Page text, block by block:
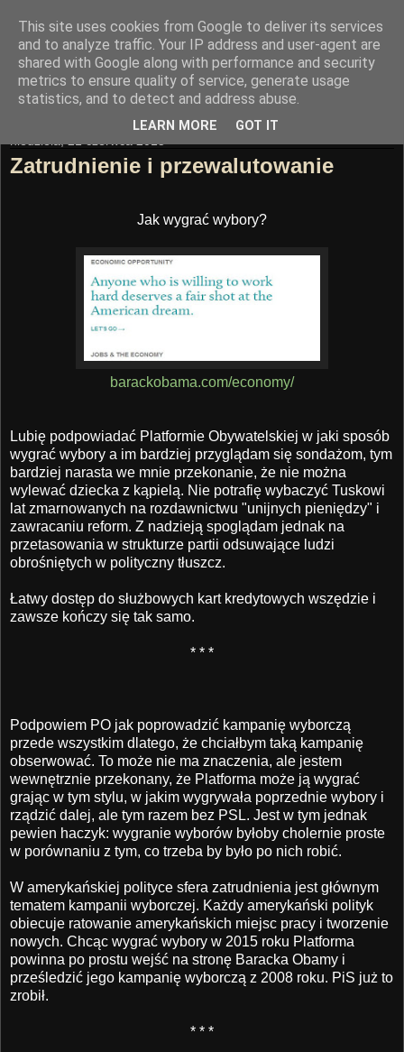
Trasa Nowomostowa
"Mądrość buduje miasto"
Zatrudnienie i przewalutowanie
Jak wygrać wybory?
barackobama.com/economy/
Lubię podpowiadać Platformie Obywatelskiej w jaki sposób
wygrać wybory a im bardziej przyglądam się sondażom, tym
bardziej narasta we mnie przekonanie, że nie można
wylewać dziecka z kąpielą. Nie potrafię wybaczyć Tuskowi
lat zmarnowanych na rozdawnictwu "unijnych pieniędzy" i
zawracaniu reform. Z nadzieją spoglądam jednak na
przetasowania w strukturze partii odsuwające ludzi
obrośniętych w polityczny tłuszcz.
Łatwy dostęp do służbowych kart kredytowych wszędzie i
zawsze kończy się tak samo.
* * *
Podpowiem PO jak poprowadzić kampanię wyborczą
przede wszystkim dlatego, że chciałbym taką kampanię
obserwować. To może nie ma znaczenia, ale jestem
wewnętrznie przekonany, że Platforma może ją wygrać
grając w tym stylu, w jakim wygrywała poprzednie wybory i
rządzić dalej, ale tym razem bez PSL. Jest w tym jednak
pewien haczyk: wygranie wyborów byłoby cholernie proste
w porównaniu z tym, co trzeba by było po nich robić.
W amerykańskiej polityce sfera zatrudnienia jest głównym
tematem kampanii wyborczej. Każdy amerykański polityk
obiecuje ratowanie amerykańskich miejsc pracy i tworzenie
nowych. Chcąc wygrać wybory w 2015 roku Platforma
powinna po prostu wejść na stronę Baracka Obamy i
prześledzić jego kampanię wyborczą z 2008 roku. PiS już to
zrobił.
* * *
This site uses cookies from Google to deliver its services
and to analyze traffic. Your IP address and user-agent are
shared with Google along with performance and security
metrics to ensure quality of service, generate usage
statistics, and to detect and address abuse.
LEARN MORE GOT IT